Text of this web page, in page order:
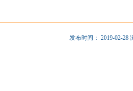
发布时间：2019-02-28